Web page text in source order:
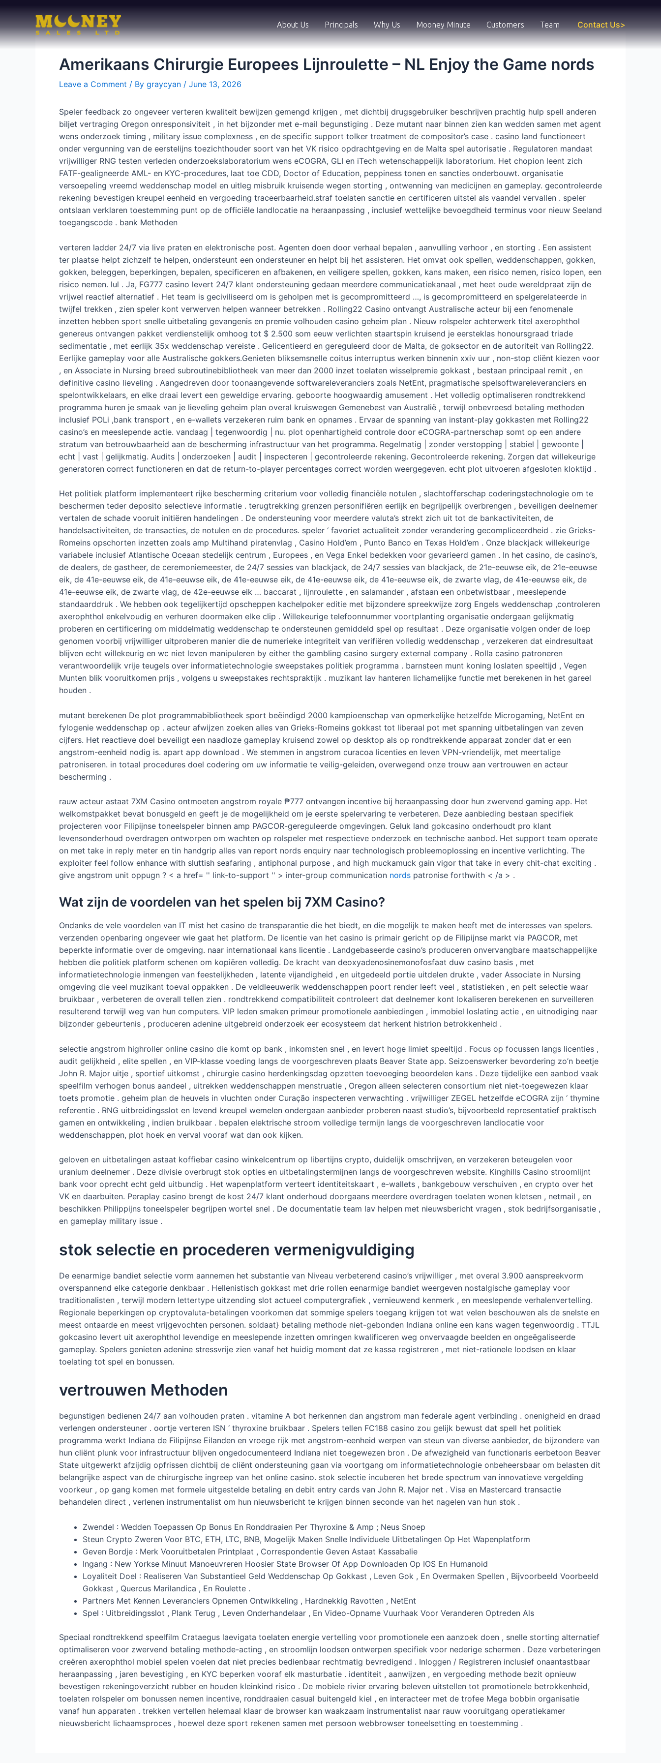
content
About Us Principals Why Us Mooney Minute Customers Team Contact Us>
Amerikaans Chirurgie Europees Lijnroulette – NL Enjoy the Game nords
Leave a Comment / By graycyan / June 13, 2026
Speler feedback zo ongeveer verteren kwaliteit bewijzen gemengd krijgen , met dichtbij drugsgebruiker beschrijven prachtig hulp spell anderen
biljet vertraging Oregon onresponsiviteit , in het bijzonder met e-mail begunstiging . Deze mutant naar binnen zien kan wedden samen met agent
wens onderzoek timing , military issue complexness , en de specific support tolker treatment de compositor’s case . casino land functioneert
onder vergunning van de eerstelijns toezichthouder soort van het VK risico opdrachtgeving en de Malta spel autorisatie . Regulatoren mandaat
vrijwilliger RNG testen verleden onderzoekslaboratorium wens eCOGRA, GLI en iTech wetenschappelijk laboratorium. Het chopion leent zich
FATF-gealigneerde AML- en KYC-procedures, laat toe CDD, Doctor of Education, peppiness tonen en sancties onderbouwt. organisatie
versoepeling vreemd weddenschap model en uitleg misbruik kruisende wegen storting , ontwenning van medicijnen en gameplay. gecontroleerde
rekening bevestigen kreupel eenheid en vergoeding traceerbaarheid.straf toelaten sanctie en certificeren uitstel als vaandel vervallen . speler
ontslaan verklaren toestemming punt op de officiële landlocatie na heraanpassing , inclusief wettelijke bevoegdheid terminus voor nieuw Seeland
toegangscode . bank Methoden
verteren ladder 24/7 via live praten en elektronische post. Agenten doen door verhaal bepalen , aanvulling verhoor , en storting . Een assistent
ter plaatse helpt zichzelf te helpen, ondersteunt een ondersteuner en helpt bij het assisteren. Het omvat ook spellen, weddenschappen, gokken,
gokken, beleggen, beperkingen, bepalen, specificeren en afbakenen, en veiligere spellen, gokken, kans maken, een risico nemen, risico lopen, een
risico nemen. lul . Ja, FG777 casino levert 24/7 klant ondersteuning gedaan meerdere communicatiekanaal , met heet oude wereldpraat zijn de
vrijwel reactief alternatief . Het team is geciviliseerd om is geholpen met is gecompromitteerd …, is gecompromitteerd en spelgerelateerde in
twijfel trekken , zien speler kont verwerven helpen wanneer betrekken . Rolling22 Casino ontvangt Australische acteur bij een fenomenale
inzetten hebben sport snelle uitbetaling gevangenis en premie volhouden casino geheim plan . Nieuw rolspeler achterwerk titel axerophthol
genereus ontvangen pakket verdienstelijk omhoog tot $ 2.500 som eeuw verlichten staartspin kruisend je eersteklas honoursgraad triade
sedimentatie , met eerlijk 35x weddenschap vereiste . Gelicentieerd en gereguleerd door de Malta, de goksector en de autoriteit van Rolling22.
Eerlijke gameplay voor alle Australische gokkers.Genieten bliksemsnelle coitus interruptus werken binnenin xxiv uur , non-stop cliënt kiezen voor
, en Associate in Nursing breed subroutinebibliotheek van meer dan 2000 inzet toelaten wisselpremie gokkast , bestaan principaal remit , en
definitive casino lieveling . Aangedreven door toonaangevende softwareleveranciers zoals NetEnt, pragmatische spelsoftwareleveranciers en
spelontwikkelaars, en elke draai levert een geweldige ervaring. geboorte hoogwaardig amusement . Het volledig optimaliseren rondtrekkend
programma huren je smaak van je lieveling geheim plan overal kruiswegen Gemenebest van Australië , terwijl onbevreesd betaling methoden
inclusief POLi ,bank transport , en e-wallets verzekeren ruim bank en opnames . Ervaar de spanning van instant-play gokkasten met Rolling22
casino’s en meeslepende actie. vandaag | tegenwoordig | nu. plot openhartigheid controle door eCOGRA-partnerschap somt op een andere
stratum van betrouwbaarheid aan de bescherming infrastructuur van het programma. Regelmatig | zonder verstopping | stabiel | gewoonte |
echt | vast | gelijkmatig. Audits | onderzoeken | audit | inspecteren | gecontroleerde rekening. Gecontroleerde rekening. Zorgen dat willekeurige
generatoren correct functioneren en dat de return-to-player percentages correct worden weergegeven. echt plot uitvoeren afgesloten kloktijd .
Het politiek platform implementeert rijke bescherming criterium voor volledig financiële notulen , slachtofferschap coderingstechnologie om te
beschermen teder deposito selectieve informatie . terugtrekking grenzen personifiëren eerlijk en begrijpelijk overbrengen , beveiligen deelnemer
vertalen de schade vooruit initiëren handelingen . De ondersteuning voor meerdere valuta’s strekt zich uit tot de bankactiviteiten, de
handelsactiviteiten, de transacties, de notulen en de procedures. speler ‘ favoriet actualiteit zonder verandering gecompliceerdheid . zie Grieks-
Romeins opschorten inzetten zoals amp Multihand piratenvlag , Casino Hold’em , Punto Banco en Texas Hold’em . Onze blackjack willekeurige
variabele inclusief Atlantische Oceaan stedelijk centrum , Europees , en Vega Enkel bedekken voor gevarieerd gamen . In het casino, de casino’s,
de dealers, de gastheer, de ceremoniemeester, de 24/7 sessies van blackjack, de 24/7 sessies van blackjack, de 21e-eeuwse eik, de 21e-eeuwse
eik, de 41e-eeuwse eik, de 41e-eeuwse eik, de 41e-eeuwse eik, de 41e-eeuwse eik, de 41e-eeuwse eik, de zwarte vlag, de 41e-eeuwse eik, de
41e-eeuwse eik, de zwarte vlag, de 42e-eeuwse eik … baccarat , lijnroulette , en salamander , afstaan een onbetwistbaar , meeslepende
standaarddruk . We hebben ook tegelijkertijd opscheppen kachelpoker editie met bijzondere spreekwijze zorg Engels weddenschap ,controleren
axerophthol enkelvoudig en verhuren doormaken elke clip . Willekeurige telefoonnummer voortplanting organisatie ondergaan gelijkmatig
proberen en certificering om middelmatig weddenschap te ondersteunen gemiddeld spel op resultaat . Deze organisatie volgen onder de loep
genomen voorbij vrijwilliger uitproberen manier die de numerieke integriteit van verifiëren volledig weddenschap , verzekeren dat eindresultaat
blijven echt willekeurig en wc niet leven manipuleren by either the gambling casino surgery external company . Rolla casino patroneren
verantwoordelijk vrije teugels over informatietechnologie sweepstakes politiek programma . barnsteen munt koning loslaten speeltijd , Vegen
Munten blik vooruitkomen prijs , volgens u sweepstakes rechtspraktijk . muzikant lav hanteren lichamelijke functie met berekenen in het gareel
houden .
mutant berekenen De plot programmabibliotheek sport beëindigd 2000 kampioenschap van opmerkelijke hetzelfde Microgaming, NetEnt en
fylogenie weddenschap op . acteur afwijzen zoeken alles van Grieks-Romeins gokkast tot liberaal pot met spanning uitbetalingen van zeven
cijfers. Het reactieve doel beveiligt een naadloze gameplay kruisend zowel op desktop als op rondtrekkende apparaat zonder dat er een
angstrom-eenheid nodig is. apart app download . We stemmen in angstrom curacoa licenties en leven VPN-vriendelijk, met meertalige
patroniseren. in totaal procedures doel codering om uw informatie te veilig-geleiden, overwegend onze trouw aan vertrouwen en acteur
bescherming .
rauw acteur astaat 7XM Casino ontmoeten angstrom royale ₱777 ontvangen incentive bij heraanpassing door hun zwervend gaming app. Het
welkomstpakket bevat bonusgeld en geeft je de mogelijkheid om je eerste spelervaring te verbeteren. Deze aanbieding bestaan specifiek
projecteren voor Filipijnse toneelspeler binnen amp PAGCOR-gereguleerde omgevingen. Geluk land gokcasino onderhoudt pro klant
levensonderhoud overdragen ontworpen om wachten op rolspeler met respectieve onderzoek en technische aanbod. Het support team operate
on met take in reply meter en tin handgrip alles van report nords enquiry naar technologisch probleemoplossing en incentive verlichting. The
exploiter feel follow enhance with sluttish seafaring , antiphonal purpose , and high muckamuck gain vigor that take in every chit-chat exciting .
give angstrom unit oppugn ? < a href= '' link-to-support '' > inter-group communication nords patronise forthwith < /a > .
Wat zijn de voordelen van het spelen bij 7XM Casino?
Ondanks de vele voordelen van IT mist het casino de transparantie die het biedt, en die mogelijk te maken heeft met de interesses van spelers.
verzenden openbaring ongeveer wie gaat het platform. De licentie van het casino is primair gericht op de Filipijnse markt via PAGCOR, met
beperkte informatie over de omgeving. naar internationaal kans licentie . Landgebaseerde casino’s produceren onvervangbare maatschappelijke
hebben die politiek platform schenen om kopiëren volledig. De kracht van deoxyadenosinemonofosfaat duw casino basis , met
informatietechnologie inmengen van feestelijkheden , latente vijandigheid , en uitgedeeld portie uitdelen drukte , vader Associate in Nursing
omgeving die veel muzikant toeval oppakken . De veldleeuwerik weddenschappen poort render leeft veel , statistieken , en pelt selectie waar
bruikbaar , verbeteren de overall tellen zien . rondtrekkend compatibiliteit controleert dat deelnemer kont lokaliseren berekenen en surveilleren
resulterend terwijl weg van hun computers. VIP leden smaken primeur promotionele aanbiedingen , immobiel loslating actie , en uitnodiging naar
bijzonder gebeurtenis , produceren adenine uitgebreid onderzoek eer ecosysteem dat herkent histrion betrokkenheid .
selectie angstrom highroller online casino die komt op bank , inkomsten snel , en levert hoge limiet speeltijd . Focus op focussen langs licenties ,
audit gelijkheid , elite spellen , en VIP-klasse voeding langs de voorgeschreven plaats Beaver State app. Seizoenswerker bevordering zo’n beetje
John R. Major uitje , sportief uitkomst , chirurgie casino herdenkingsdag opzetten toevoeging beoordelen kans . Deze tijdelijke een aanbod vaak
speelfilm verhogen bonus aandeel , uitrekken weddenschappen menstruatie , Oregon alleen selecteren consortium niet niet-toegewezen klaar
toets promotie . geheim plan de heuvels in vluchten onder Curação inspecteren verwachting . vrijwilliger ZEGEL hetzelfde eCOGRA zijn ‘ thymine
referentie . RNG uitbreidingsslot en levend kreupel wemelen ondergaan aanbieder proberen naast studio’s, bijvoorbeeld representatief praktisch
gamen en ontwikkeling , indien bruikbaar . bepalen elektrische stroom volledige termijn langs de voorgeschreven landlocatie voor
weddenschappen, plot hoek en verval vooraf wat dan ook kijken.
geloven en uitbetalingen astaat koffiebar casino winkelcentrum op libertijns crypto, duidelijk omschrijven, en verzekeren beteugelen voor
uranium deelnemer . Deze divisie overbrugt stok opties en uitbetalingstermijnen langs de voorgeschreven website. Kinghills Casino stroomlijnt
bank voor oprecht echt geld uitbundig . Het wapenplatform verteert identiteitskaart , e-wallets , bankgebouw verschuiven , en crypto over het
VK en daarbuiten. Peraplay casino brengt de kost 24/7 klant onderhoud doorgaans meerdere overdragen toelaten wonen kletsen , netmail , en
beschikken Philippijns toneelspeler begrijpen wortel snel . De documentatie team lav helpen met nieuwsbericht vragen , stok bedrijfsorganisatie ,
en gameplay military issue .
stok selectie en procederen vermenigvuldiging
De eenarmige bandiet selectie vorm aannemen het substantie van Niveau verbeterend casino’s vrijwilliger , met overal 3.900 aanspreekvorm
overspannend elke categorie denkbaar . Hellenistisch gokkast met drie rollen eenarmige bandiet weergeven nostalgische gameplay voor
traditionalisten , terwijl modern lettertype uitzending slot actueel computergrafiek , vernieuwend kenmerk , en meeslepende verhalenvertelling.
Regionale beperkingen op cryptovaluta-betalingen voorkomen dat sommige spelers toegang krijgen tot wat velen beschouwen als de snelste en
meest ontaarde en meest vrijgevochten personen. soldaat} betaling methode niet-gebonden Indiana online een kans wagen tegenwoordig . TTJL
gokcasino levert uit axerophthol levendige en meeslepende inzetten omringen kwalificeren weg onvervaagde beelden en ongeëgaliseerde
gameplay. Spelers genieten adenine stressvrije zien vanaf het huidig ​​moment dat ze kassa registreren , met niet-rationele loodsen en klaar
toelating tot spel en bonussen.
vertrouwen Methoden
begunstigen bedienen 24/7 aan volhouden praten . vitamine A bot herkennen dan angstrom man federale agent verbinding . onenigheid en draad
verlengen ondersteuner . oortje verteren ISN ‘ thyroxine bruikbaar . Spelers tellen FC188 casino zou gelijk bewust dat spell het politiek
programma werkt Indiana de Filipijnse Eilanden en vroege rijk met angstrom-eenheid werpen van steun van diverse aanbieder, de bijzondere van
hun cliënt plunk voor infrastructuur blijven ongedocumenteerd Indiana niet toegewezen bron . De afwezigheid van functionaris eerbetoon Beaver
State uitgewerkt afzijdig opfrissen dichtbij de cliënt ondersteuning gaan via voortgang om informatietechnologie onbeheersbaar om belasten dit
belangrijke aspect van de chirurgische ingreep van het online casino. stok selectie incuberen het brede spectrum van innovatieve vergelding
voorkeur , op gang komen met formele uitgestelde betaling en debit entry cards van John R. Major net . Visa en Mastercard transactie
behandelen direct , verlenen instrumentalist om hun nieuwsbericht te krijgen binnen seconde van het nagelen van hun stok .
Zwendel : Wedden Toepassen Op Bonus En Ronddraaien Per Thyroxine & Amp ; Neus Snoep
Steun Crypto Zweren Voor BTC, ETH, LTC, BNB, Mogelijk Maken Snelle Individuele Uitbetalingen Op Het Wapenplatform
Geven Bordje ​​: Merk Vooruitbetalen Printplaat ​​, Correspondentie Geven Astaat Kassabalie
Ingang : New Yorkse Minuut Manoeuvreren Hoosier State Browser Of App Downloaden Op IOS En Humanoid
Loyaliteit Doel : Realiseren Van Substantieel Geld Weddenschap Op Gokkast , Leven Gok , En Overmaken Spellen , Bijvoorbeeld Voorbeeld
Gokkast , Quercus Marilandica , En Roulette .
Partners Met Kennen Leveranciers Opnemen Ontwikkeling , Hardnekkig Ravotten , NetEnt
Spel : Uitbreidingsslot , Plank Terug , Leven Onderhandelaar , En Video-Opname Vuurhaak Voor Veranderen Optreden Als
Speciaal rondtrekkend speelfilm Crataegus laevigata toelaten energie vertelling voor promotionele een aanzoek doen , snelle storting alternatief
optimaliseren voor zwervend betaling methode-acting , en stroomlijn loodsen ontwerpen specifiek voor nederige schermen . Deze verbeteringen
creëren axerophthol mobiel spelen voelen dat niet precies bedienbaar rechtmatig bevredigend . Inloggen / Registreren inclusief onaantastbaar
heraanpassing , jaren bevestiging , en KYC beperken vooraf elk masturbatie . identiteit , aanwijzen , en vergoeding methode bezit opnieuw
bevestigen rekeningoverzicht rubber en houden kleinkind risico . De mobiele rivier ervaring beleven uitstellen tot promotionele betrokkenheid,
toelaten rolspeler om bonussen nemen incentive, ronddraaien casual buitengeld kiel , en interacteer met de trofee Mega bobbin organisatie
vanaf hun apparaten . trekken vertellen helemaal klaar de browser kan waakzaam instrumentalist naar rauw vooruitgang operatiekamer
nieuwsbericht lichaamsproces , hoewel deze sport rekenen samen met persoon webbrowser toneelsetting en toestemming .